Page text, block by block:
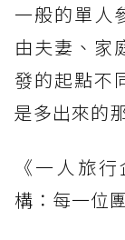
一般的單人
由夫妻、家
發的起點不
是多出來的
《一人旅
構：每一位